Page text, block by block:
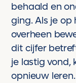
behaald en
ging. Als je op
overheen
dit cijfer
je lastig vond,
opnieuw